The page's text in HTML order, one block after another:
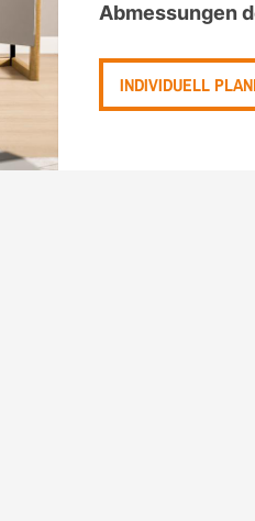
Abmessungen
INDIVIDUELL